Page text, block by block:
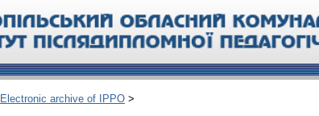
Electronic archive of IPPO >